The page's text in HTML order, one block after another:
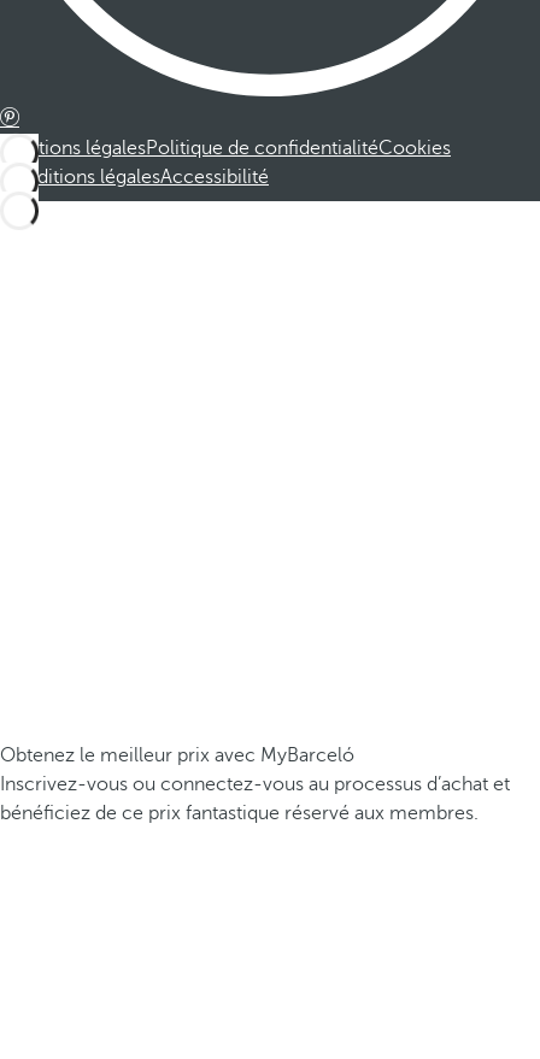
Mentions légalesPolitique de confidentialitéCookies
Conditions légalesAccessibilité
Obtenez le meilleur prix avec MyBarceló
Inscrivez-vous ou connectez-vous au processus d’achat et
bénéficiez de ce prix fantastique réservé aux membres.